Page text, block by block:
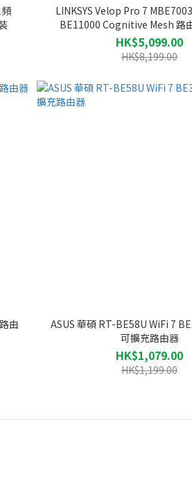
LINKSYS Velop Pro 7
BE11000 Cognitive Mesh 路
HK$5,099.00
HK$8,199.00
由
ASUS 華碩 RT-BE58U WiFi 7
可擴充路由器
HK$1,079.00
HK$1,199.00